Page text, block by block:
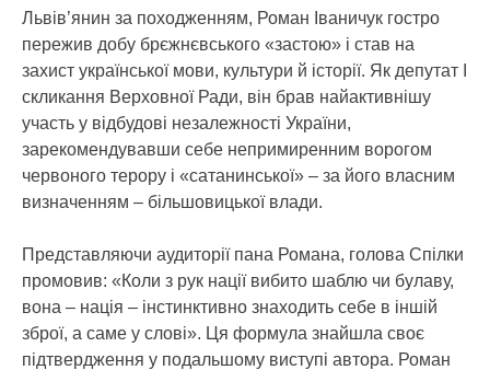
Львів’янин за походженням, Роман Іваничук гостро
пережив добу брєжнєвського «застою» і став на
захист української мови, культури й історії. Як депутат І
скликання Верховної Ради, він брав найактивнішу
участь у відбудові незалежності України,
зарекомендувавши себе непримиренним ворогом
червоного терору і «сатанинської» – за його власним
визначенням – більшовицької влади.
Представляючи аудиторії пана Романа, голова Спілки
промовив: «Коли з рук нації вибито шаблю чи булаву,
вона – нація – інстинктивно знаходить себе в іншій
зброї, а саме у слові». Ця формула знайшла своє
підтвердження у подальшому виступі автора. Роман